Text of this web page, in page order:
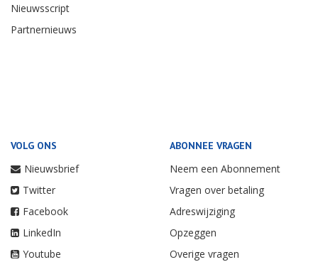
Nieuwsscript
Partnernieuws
VOLG ONS
Nieuwsbrief
Twitter
Facebook
LinkedIn
Youtube
ABONNEE VRAGEN
Neem een Abonnement
Vragen over betaling
Adreswijziging
Opzeggen
Overige vragen